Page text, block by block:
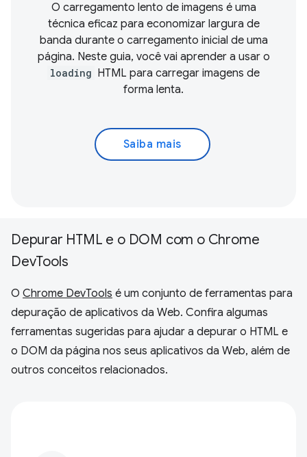
O carregamento lento de imagens é uma
técnica eficaz para economizar largura de
banda durante o carregamento inicial de uma
página. Neste guia, você vai aprender a usar o
loading HTML para carregar imagens de
forma lenta.
Saiba mais
Depurar HTML e o DOM com o Chrome
DevTools
O Chrome DevTools é um conjunto de ferramentas para
depuração de aplicativos da Web. Confira algumas
ferramentas sugeridas para ajudar a depurar o HTML e
o DOM da página nos seus aplicativos da Web, além de
outros conceitos relacionados.